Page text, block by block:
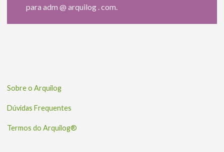
para adm @ arquilog . com.
Sobre o Arquilog
Dúvidas Frequentes
Termos do Arquilog®